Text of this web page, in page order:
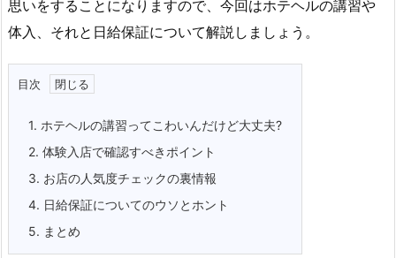
思いをすることになりますので、今回はホテヘルの講習や
体入、それと日給保証について解説しましょう。
目次
1. ホテヘルの講習ってこわいんだけど大丈夫?
2. 体験入店で確認すべきポイント
3. お店の人気度チェックの裏情報
4. 日給保証についてのウソとホント
5. まとめ